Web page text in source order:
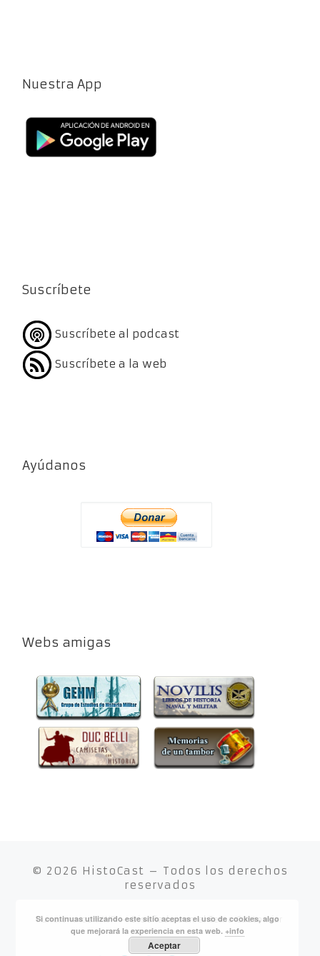
Nuestra App
Suscríbete
Suscríbete al podcast
Suscríbete a la web
Ayúdanos
Webs amigas
© 2026 HistoCast – Todos los derechos
reservados
Funciona conWP– Diseñado con elTema Customizr
Si continuas utilizando este sitio aceptas el uso de cookies, algo
que mejorará la experiencia en esta web. +info
Aceptar